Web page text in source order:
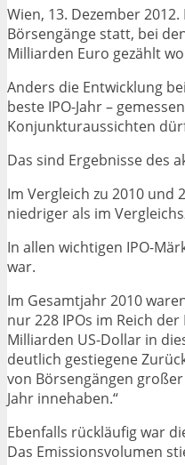
Wien, 13. Dezember
Börsengänge statt, bei
Milliarden Euro gezählt
Anders die Entwicklung
beste IPO-Jahr –
Konjunkturaussichten
Das sind Ergebnisse des
Im Vergleich zu 2010 und
niedriger als im
In allen wichtigen IPO-
war.
Im Gesamtjahr 2010
nur 228 IPOs im Reich
Milliarden US-Dollar in
deutlich gestiegene
von Börsengängen
Jahr innehaben.“
Ebenfalls rückläufig war
Das Emissionsvolumen